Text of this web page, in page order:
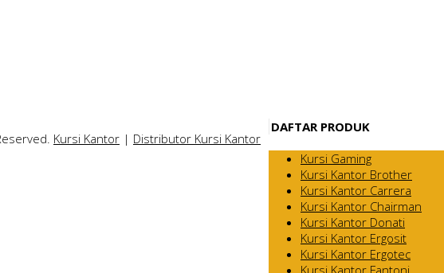
DAFTAR PRODUK
Kursi Gaming
Kursi Kantor Brother
Kursi Kantor Carrera
Kursi Kantor Chairman
Kursi Kantor Donati
Kursi Kantor Ergosit
Kursi Kantor Ergotec
Kursi Kantor Fantoni
Kursi Kantor | Distributor Kursi Kantor